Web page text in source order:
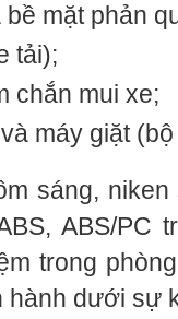
mặt phản
tải);
chắn mui xe;
máy giặt
sáng,
ABS/PC
trong
hành dưới sự